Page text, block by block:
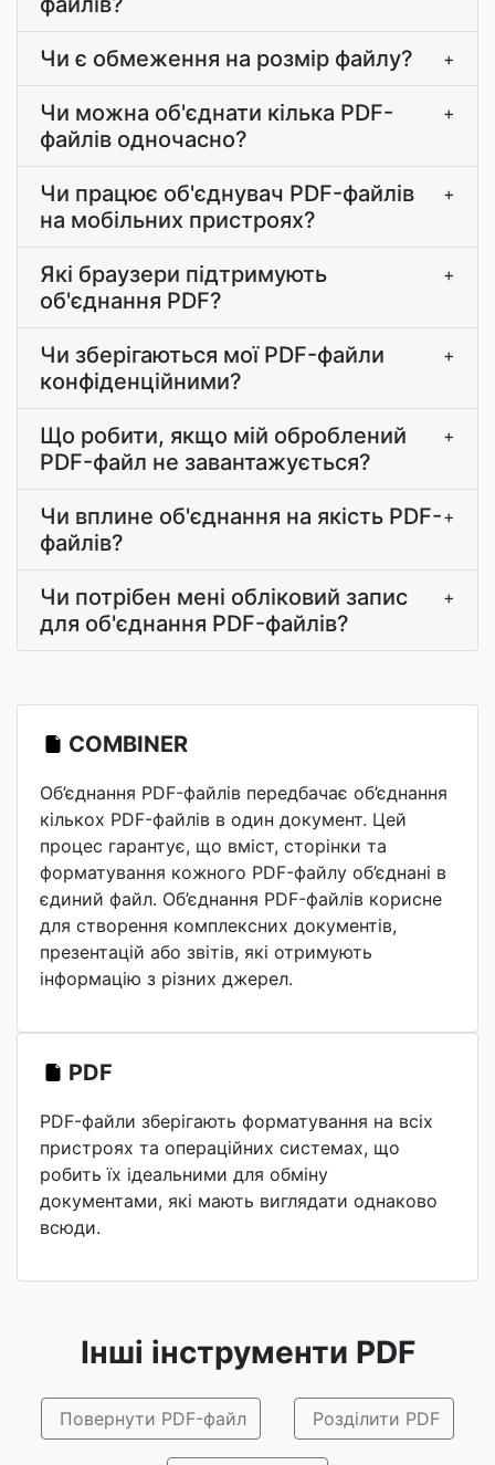
Чи є обмеження на розмір файлу? +
Чи можна об'єднати кілька PDF-
файлів одночасно?
+
Чи працює об'єднувач PDF-файлів
на мобільних пристроях?
+
Які браузери підтримують
об'єднання PDF?
+
Чи зберігаються мої PDF-файли
конфіденційними?
+
Що робити, якщо мій оброблений
PDF-файл не завантажується?
+
Чи вплине об'єднання на якість PDF-
файлів?
+
Чи потрібен мені обліковий запис
для об'єднання PDF-файлів?
+
COMBINER
Об’єднання PDF-файлів передбачає об’єднання
кількох PDF-файлів в один документ. Цей
процес гарантує, що вміст, сторінки та
форматування кожного PDF-файлу об’єднані в
єдиний файл. Об’єднання PDF-файлів корисне
для створення комплексних документів,
презентацій або звітів, які отримують
інформацію з різних джерел.
PDF
PDF-файли зберігають форматування на всіх
пристроях та операційних системах, що
робить їх ідеальними для обміну
документами, які мають виглядати однаково
всюди.
Інші інструменти PDF
Повернути PDF-файл Розділити PDF